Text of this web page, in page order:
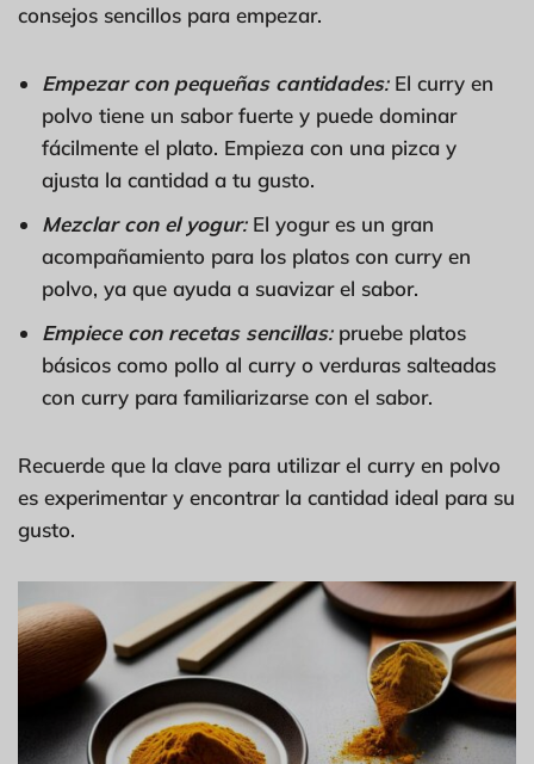
consejos sencillos para empezar.
Empezar con pequeñas cantidades:El curry en
polvo tiene un sabor fuerte y puede dominar
fácilmente el plato. Empieza con una pizca y
ajusta la cantidad a tu gusto.
Mezclar con el yogur:El yogur es un gran
acompañamiento para los platos con curry en
polvo, ya que ayuda a suavizar el sabor.
Empiece con recetas sencillas:pruebe platos
básicos como pollo al curry o verduras salteadas
con curry para familiarizarse con el sabor.
Recuerde que la clave para utilizar el curry en polvo
es experimentar y encontrar la cantidad ideal para su
gusto.